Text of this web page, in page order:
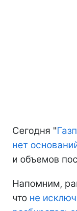
Сегодня "
нет
и объемов
Напомним,
что не